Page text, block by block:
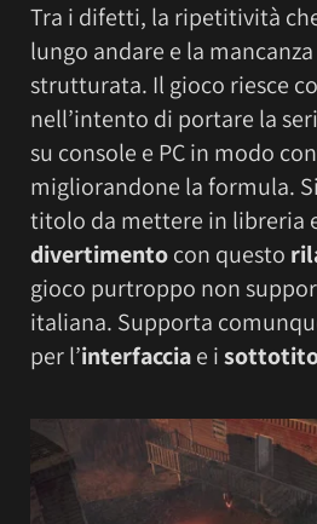
Tra i difetti, la ripetitività
lungo andare e la
strutturata. Il gioco riesce
nell’intento di portare la
su console e PC in modo
migliorandone la formula.
titolo da mettere in libreria
divertimentocon questo
gioco purtroppo non
italiana. Supporta
per l’interfacciae i